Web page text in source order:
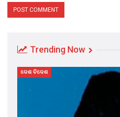
Trending Now
ଦେଶ ବିଦେଶ